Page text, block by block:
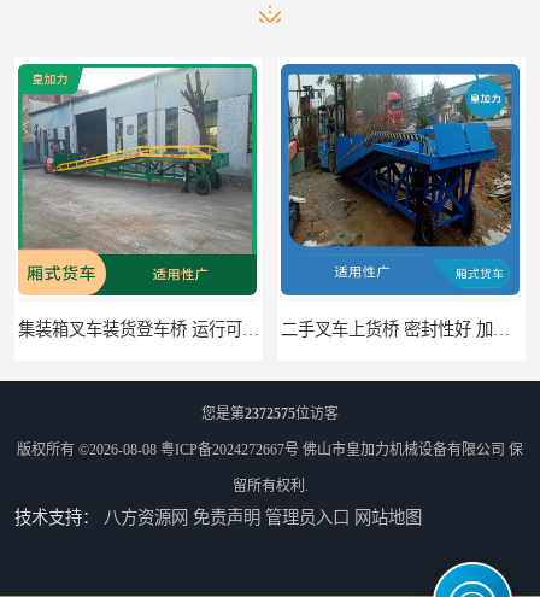
集装箱叉车装货登车桥 运行可靠 节省空间 二手叉车上货桥 密封性好 加快物料流通速度
您是第2372575位访客
版权所有 ©2026-08-08 粤ICP备2024272667号 佛山市皇加力机械设备有限公司 保
留所有权利.
技术支持： 八方资源网 免责声明 管理员入口 网站地图